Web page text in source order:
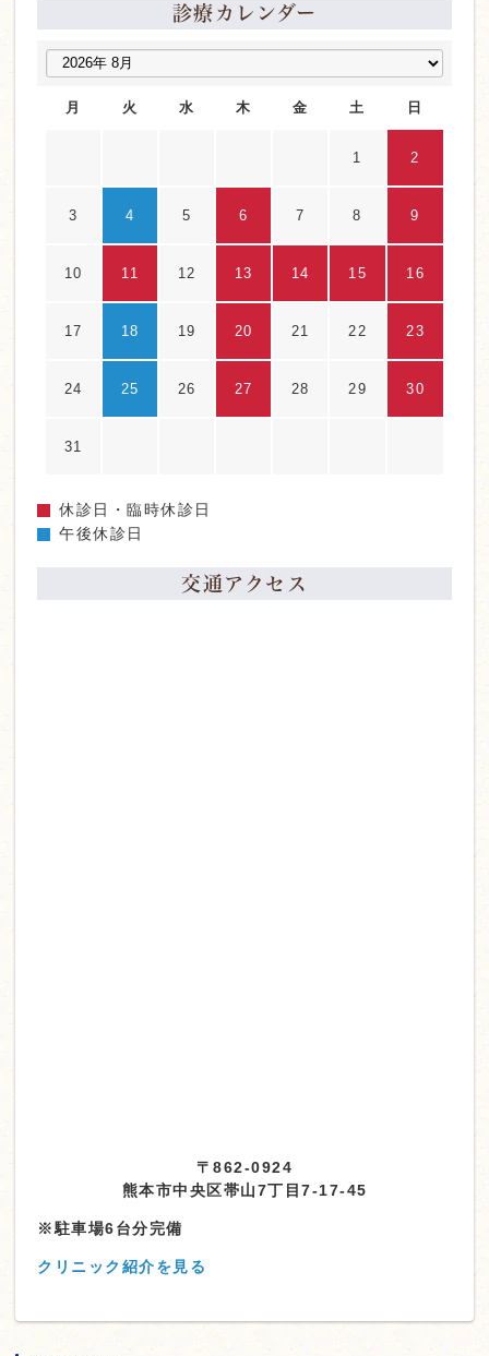
診療カレンダー
月 火 水 木 金 土 日
1 2
3 4 5 6 7 8 9
10 11 12 13 14 15 16
17 18 19 20 21 22 23
24 25 26 27 28 29 30
31
休診日・臨時休診日
午後休診日
交通アクセス
〒862-0924
熊本市中央区帯山7丁目7-17-45
※駐車場6台分完備
クリニック紹介を見る